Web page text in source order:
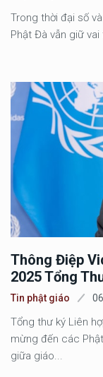
Trong thời đại số
Phật Đà vẫn giữ
Thông Điệp
2025 Tổng
Tin phật giáo
Tổng thư ký Liên
mừng đến các
giữa giáo...